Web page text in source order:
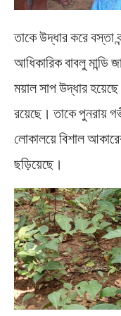
তাকে উদ্ধার করে বস্তা
আধিকারিক বাবলু মান্ডি
ময়াল সাপ উদ্ধার
রয়েছে। তাকে পুনরায়
লোকালয়ে বিশাল
ছড়িয়েছে।